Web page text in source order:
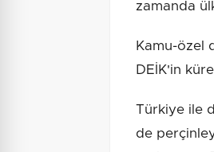
zamanda
Kamu-özel
DEİK'in
Türkiye ile
de